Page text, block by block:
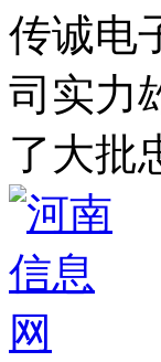
传诚电
司实力
了大批